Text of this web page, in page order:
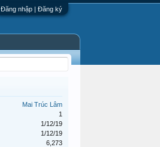
Đăng nhập | Đăng ký
Mai Trúc Lâm
1
1/12/19
1/12/19
6,273